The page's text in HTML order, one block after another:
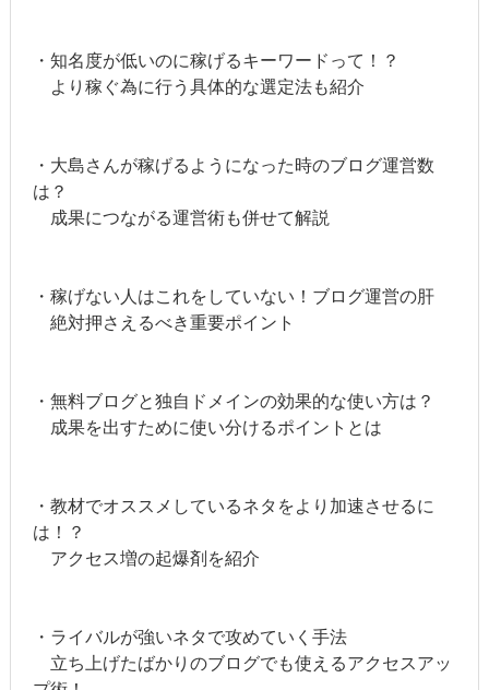
・知名度が低いのに稼げるキーワードって！？
より稼ぐ為に行う具体的な選定法も紹介
・大島さんが稼げるようになった時のブログ運営数
は？
成果につながる運営術も併せて解説
・稼げない人はこれをしていない！ブログ運営の肝
絶対押さえるべき重要ポイント
・無料ブログと独自ドメインの効果的な使い方は？
成果を出すために使い分けるポイントとは
・教材でオススメしているネタをより加速させるに
は！？
アクセス増の起爆剤を紹介
・ライバルが強いネタで攻めていく手法
立ち上げたばかりのブログでも使えるアクセスアッ